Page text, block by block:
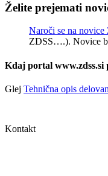
Želite prejemati
Naroči se na novice
ZDSS….). Novice
Kdaj portal www.zdss.si
Glej Tehnična opis
Kontakt